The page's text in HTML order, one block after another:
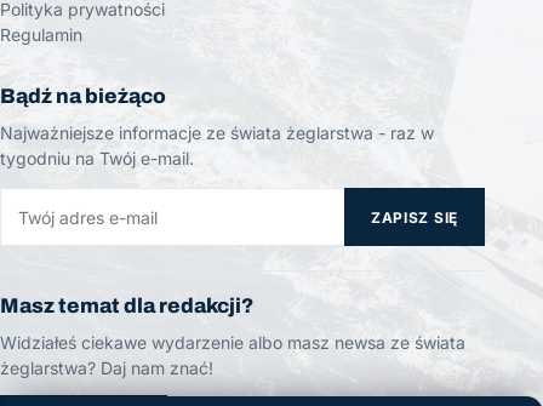
Polityka prywatności
Regulamin
Bądź na bieżąco
Najważniejsze informacje ze świata żeglarstwa - raz w
tygodniu na Twój e-mail.
ZAPISZ SIĘ
Masz temat dla redakcji?
Widziałeś ciekawe wydarzenie albo masz newsa ze świata
żeglarstwa? Daj nam znać!